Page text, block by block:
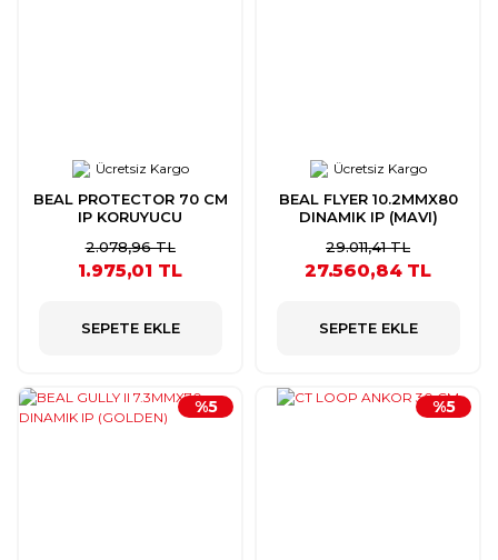
Ücretsiz Kargo
BEAL PROTECTOR 70 CM
IP KORUYUCU
2.078,96 TL
1.975,01 TL
SEPETE EKLE
Ücretsiz Kargo
BEAL FLYER 10.2MMX80
DINAMIK IP (MAVI)
29.011,41 TL
27.560,84 TL
SEPETE EKLE
%5 %5